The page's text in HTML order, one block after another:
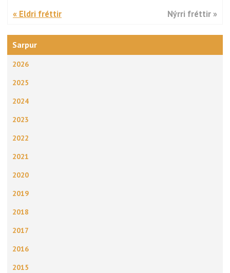
Sarpur
2026
2025
2024
2023
2022
2021
2020
2019
2018
2017
2016
2015
« Eldri fréttir Nýrri fréttir »